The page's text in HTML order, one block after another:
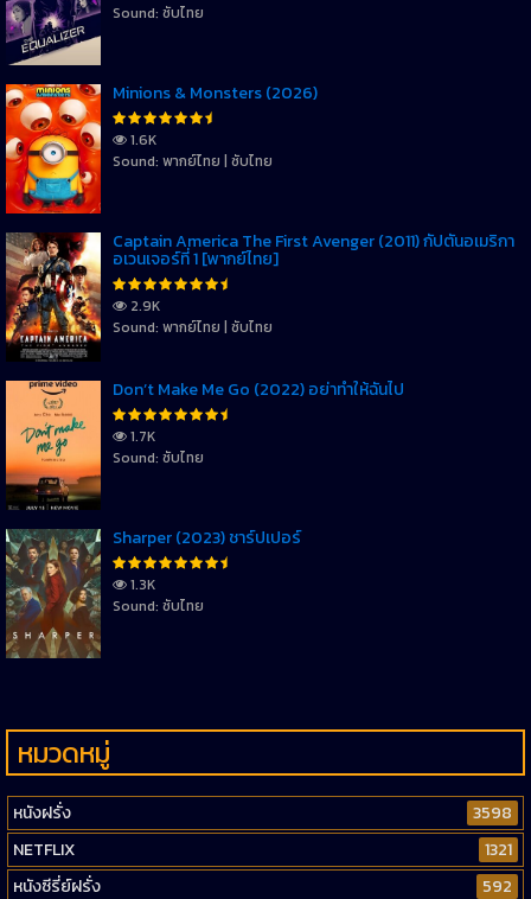
Sound: ซับไทย
Minions & Monsters (2026)
1.6K
Sound: พากย์ไทย | ซับไทย
Captain America The First Avenger (2011) กัปตันอเมริกา
อเวนเจอร์ที่ 1 [พากย์ไทย]
2.9K
Sound: พากย์ไทย | ซับไทย
Don’t Make Me Go (2022) อย่าทำให้ฉันไป
1.7K
Sound: ซับไทย
Sharper (2023) ชาร์ปเปอร์
1.3K
Sound: ซับไทย
หมวดหมู่
หนังฝรั่ง
3598
NETFLIX
1321
หนังซีรี่ย์ฝรั่ง
592